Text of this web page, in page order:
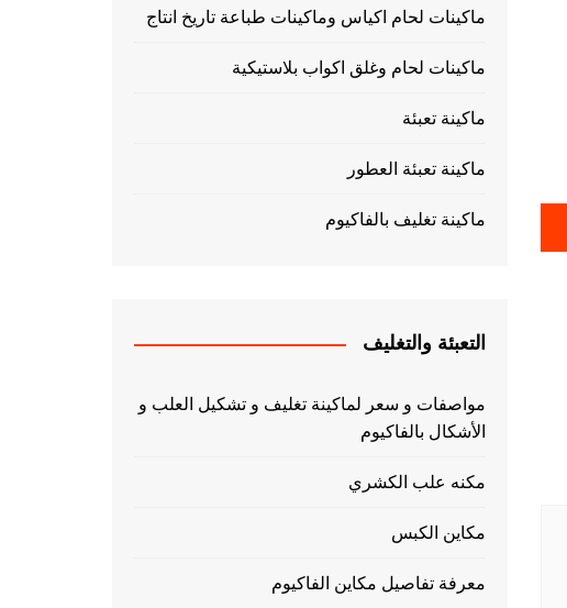
ماكينات لحام اكياس وماكينات طباعة تاريخ انتاج
ماكينات لحام وغلق اكواب بلاستيكية
ماكينة تعبئة
ماكينة تعبئة العطور
ماكينة تغليف بالفاكيوم
التعبئة والتغليف
مواصفات و سعر لماكينة تغليف و تشكيل العلب و
الأشكال بالفاكيوم
مكنه علب الكشري
مكاين الكبس
معرفة تفاصيل مكاين الفاكيوم